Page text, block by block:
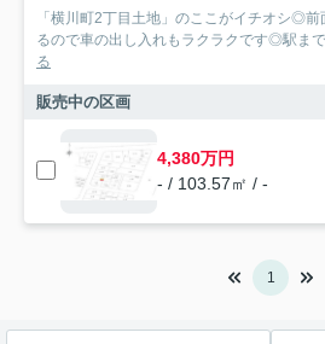
「横川町2丁目土地」のここがイチオシ◎
るので車の出し入れもラクラクです◎駅ま
る
販売中の区画
4,380万円
- / 103.57㎡ / -
1